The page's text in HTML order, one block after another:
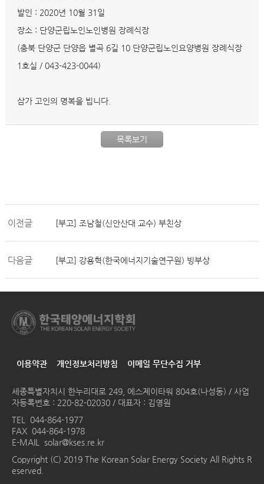
발인 : 2020년 10월 31일
장소 : 단양군립노인노인병원 장례식장
(충북 단양군 단양읍 별곡 6길 10 단양군립노인요양병원 장례식장
1호실 / 043-423-0044)
삼가 고인의 명복을 빕니다.
목록보기
이전글 [부고] 조남철(신안산대 교수) 부친상
다음글 [부고] 강용혁(한국에너지기술연구원) 빙부상
이용약관 개인정보처리방침 이메일 무단수집 거부
세종특별자치시 한누리대로 249, 에스제이타워 804호(나성동) / 사업
자등록번호 : 220-82-02030 / 대표자 : 김영원
TEL 044-864-1977
FAX 044-864-1978
E-MAIL solar@kses.re.kr
Copyright (C) 2019 The Korean Solar Energy Society All Rights R
eserved.